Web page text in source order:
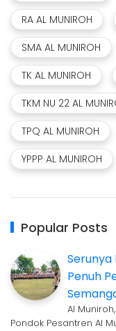
RA AL MUNIROH
SMA AL MUNIROH
TK AL MUNIROH
TKM NU 22 AL
TPQ AL MUNIROH
YPPP AL MUNIROH
Popular Posts
Serunya
Penuh
Al
Pondok Pesantren Al